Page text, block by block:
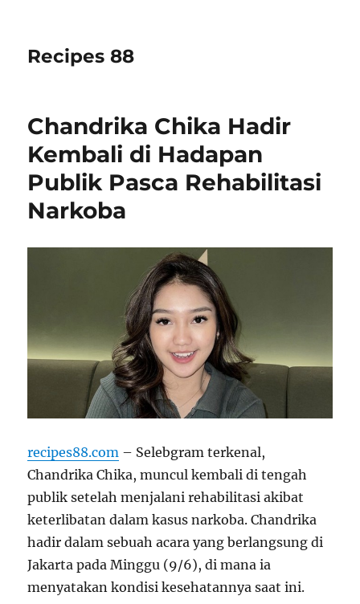
Recipes 88
Chandrika Chika Hadir
Kembali di Hadapan
Publik Pasca Rehabilitasi
Narkoba
recipes88.com – Selebgram terkenal,
Chandrika Chika, muncul kembali di tengah
publik setelah menjalani rehabilitasi akibat
keterlibatan dalam kasus narkoba. Chandrika
hadir dalam sebuah acara yang berlangsung di
Jakarta pada Minggu (9/6), di mana ia
menyatakan kondisi kesehatannya saat ini.